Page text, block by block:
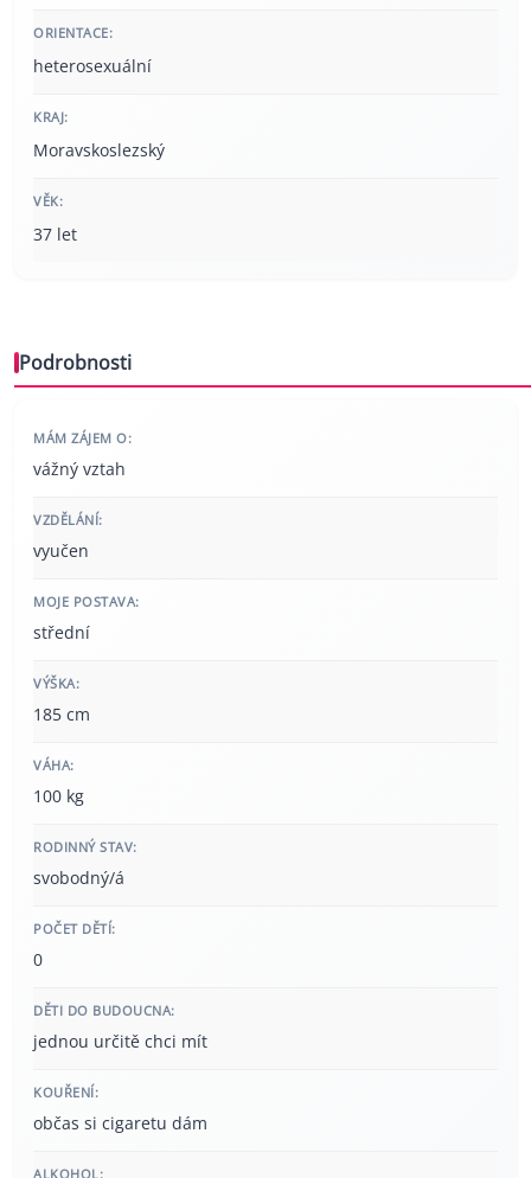
ORIENTACE:
heterosexuální
KRAJ:
Moravskoslezský
VĚK:
37 let
Podrobnosti
MÁM ZÁJEM O:
vážný vztah
VZDĚLÁNÍ:
vyučen
MOJE POSTAVA:
střední
VÝŠKA:
185 cm
VÁHA:
100 kg
RODINNÝ STAV:
svobodný/á
POČET DĚTÍ:
0
DĚTI DO BUDOUCNA:
jednou určitě chci mít
KOUŘENÍ:
občas si cigaretu dám
ALKOHOL: